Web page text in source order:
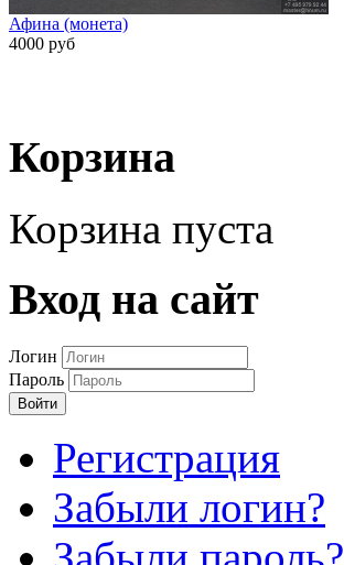
Афина (монета)
4000 руб
Корзина
Корзина пуста
Вход на сайт
Логин
Пароль
Войти
Регистрация
Забыли логин?